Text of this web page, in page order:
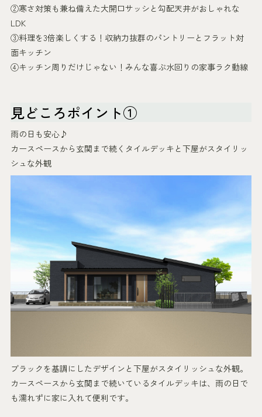
②寒さ対策も兼ね備えた大開口サッシと勾配天井がおしゃれな
LDK
③料理を3倍楽しくする！収納力抜群のパントリーとフラット対
面キッチン
④キッチン周りだけじゃない！みんな喜ぶ水回りの家事ラク動線
見どころポイント①
雨の日も安心♪
カースペースから玄関まで続くタイルデッキと下屋がスタイリッ
シュな外観
ブラックを基調にしたデザインと下屋がスタイリッシュな外観。
カースペースから玄関まで続いているタイルデッキは、雨の日で
も濡れずに家に入れて便利です。